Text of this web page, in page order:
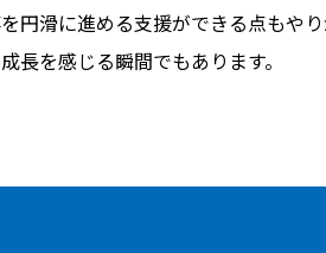
円滑に進める支援ができる点もや
長を感じる瞬間でもあります。